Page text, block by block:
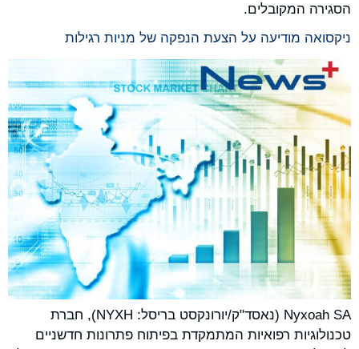
הסגירה המקובלים.
ניקסואה מודיעה על הצעת הנפקה של מניות רגילות
Nyxoah SA (נאסד"ק/יורונקסט בריסל: NYXH), חברת
טכנולוגיות רפואיות המתמקדת בפיתוח פתרונות חדשניים